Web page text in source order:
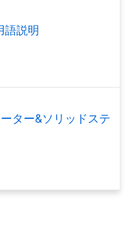
語説明
ター&ソリッドステ